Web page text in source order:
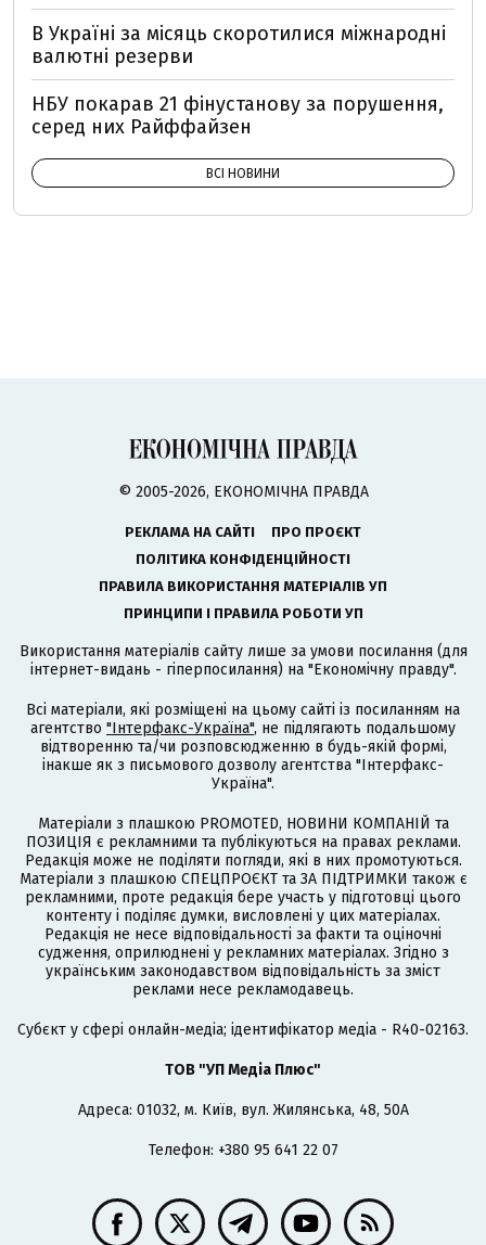
В Україні за місяць скоротилися міжнародні
валютні резерви
НБУ покарав 21 фінустанову за порушення,
серед них Райффайзен
ВСІ НОВИНИ
© 2005-2026, ЕКОНОМІЧНА ПРАВДА
РЕКЛАМА НА САЙТІ
ПРО ПРОЄКТ
ПОЛІТИКА КОНФІДЕНЦІЙНОСТІ
ПРАВИЛА ВИКОРИСТАННЯ МАТЕРІАЛІВ УП
ПРИНЦИПИ І ПРАВИЛА РОБОТИ УП
Використання матеріалів сайту лише за умови посилання (для
інтернет-видань - гіперпосилання) на "Економічну правду".
Всі матеріали, які розміщені на цьому сайті із посиланням на
агентство "Інтерфакс-Україна", не підлягають подальшому
відтворенню та/чи розповсюдженню в будь-якій формі,
інакше як з письмового дозволу агентства "Інтерфакс-
Україна".
Матеріали з плашкою PROMOTED, НОВИНИ КОМПАНІЙ та
ПОЗИЦІЯ є рекламними та публікуються на правах реклами.
Редакція може не поділяти погляди, які в них промотуються.
Матеріали з плашкою СПЕЦПРОЄКТ та ЗА ПІДТРИМКИ також є
рекламними, проте редакція бере участь у підготовці цього
контенту і поділяє думки, висловлені у цих матеріалах.
Редакція не несе відповідальності за факти та оціночні
судження, оприлюднені у рекламних матеріалах. Згідно з
українським законодавством відповідальність за зміст
реклами несе рекламодавець.
Cубєкт у сфері онлайн-медіа; ідентифікатор медіа - R40-02163.
ТОВ "УП Медіа Плюс"
Адреса: 01032, м. Київ, вул. Жилянська, 48, 50А
Телефон: +380 95 641 22 07